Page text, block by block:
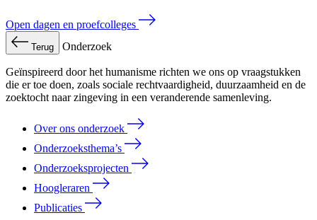
Open dagen en proefcolleges
Terug Onderzoek
Geïnspireerd door het humanisme richten we ons op vraagstukken
die er toe doen, zoals sociale rechtvaardigheid, duurzaamheid en de
zoektocht naar zingeving in een veranderende samenleving.
Over ons onderzoek
Onderzoeksthema’s
Onderzoeksprojecten
Hoogleraren
Publicaties